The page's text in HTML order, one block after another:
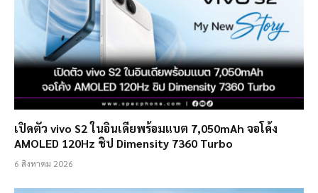
เปิดตัว vivo S2 ในอินเดียพร้อมแบต 7,050mAh จอโค้ง
AMOLED 120Hz ชิป Dimensity 7360 Turbo
6 สิงหาคม 2026